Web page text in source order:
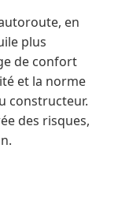
en
plus
de confort
et la norme
constructeur.
des risques,